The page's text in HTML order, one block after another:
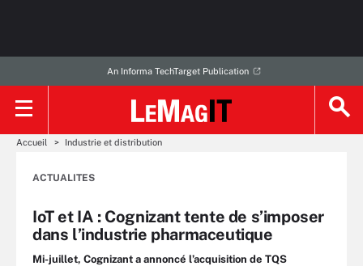
An Informa TechTarget Publication
Accueil Industrie et distribution
ACTUALITES
IoT et IA : Cognizant tente de s’imposer
dans l’industrie pharmaceutique
Mi-juillet, Cognizant a annoncé l’acquisition de TQS